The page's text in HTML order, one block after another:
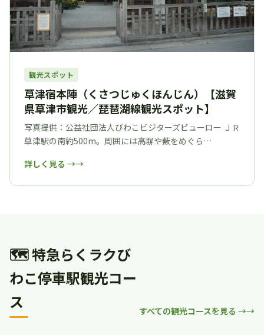
観光スポット
草津宿本陣（くさつじゅくほんじん）【滋賀
県草津市観光／琵琶湖線観光スポット】
写真提供：公益社団法人びわこビジターズビューロー ＪＲ
草津駅の南約500m。周囲には高塀や藪をめぐら…
詳しく見る →
🗺 特急らくラクび
わこ停車駅観光コー
ス
すべての観光コースを見る →